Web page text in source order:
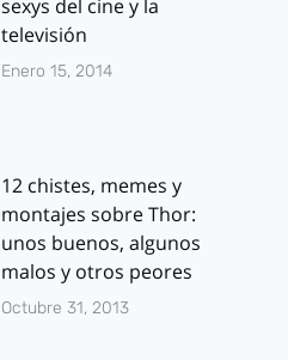
sexys del cine y la
televisión
Enero 15, 2014
12 chistes, memes y
montajes sobre Thor:
unos buenos, algunos
malos y otros peores
Octubre 31, 2013